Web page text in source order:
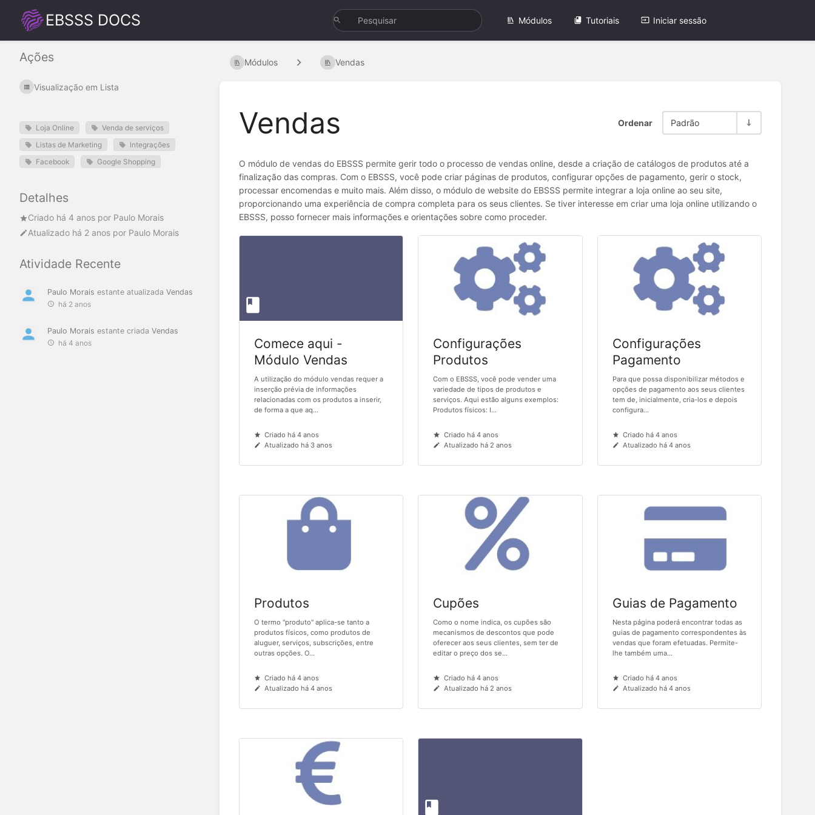
EBSSS DOCS Módulos Tutoriais Iniciar sessão
Ações
Visualização em Lista
Loja Online
Venda de serviços
Listas de Marketing
Integrações
Facebook
Google Shopping
Detalhes
Criado há 4 anos por Paulo Morais
Atualizado há 2 anos por Paulo Morais
Atividade Recente
Paulo Morais estante atualizada Vendas
há 2 anos
Paulo Morais estante criada Vendas
há 4 anos
Módulos Vendas
Vendas Ordenar Padrão
O módulo de vendas do EBSSS permite gerir todo o processo de vendas online, desde a criação de catálogos de produtos até a
finalização das compras. Com o EBSSS, você pode criar páginas de produtos, configurar opções de pagamento, gerir o stock,
processar encomendas e muito mais. Além disso, o módulo de website do EBSSS permite integrar a loja online ao seu site,
proporcionando uma experiência de compra completa para os seus clientes. Se tiver interesse em criar uma loja online utilizando o
EBSSS, posso fornecer mais informações e orientações sobre como proceder.
Comece aqui -
Módulo Vendas
A utilização do módulo vendas requer a
inserção prévia de informações
relacionadas com os produtos a inserir,
de forma a que aq...
Criado há 4 anos
Atualizado há 3 anos
Configurações
Produtos
Com o EBSSS, você pode vender uma
variedade de tipos de produtos e
serviços. Aqui estão alguns exemplos:
Produtos físicos: I...
Criado há 4 anos
Atualizado há 2 anos
Configurações
Pagamento
Para que possa disponibilizar métodos e
opções de pagamento aos seus clientes
tem de, inicialmente, cria-los e depois
configura...
Criado há 4 anos
Atualizado há 4 anos
Produtos
O termo ''produto'' aplica-se tanto a
produtos físicos, como produtos de
aluguer, serviços, subscrições, entre
outras opções. O...
Criado há 4 anos
Atualizado há 4 anos
Cupões
Como o nome indica, os cupões são
mecanismos de descontos que pode
oferecer aos seus clientes, sem ter de
editar o preço dos se...
Criado há 4 anos
Atualizado há 2 anos
Guias de Pagamento
Nesta página poderá encontrar todas as
guias de pagamento correspondentes às
vendas que foram efetuadas. Permite-
lhe também uma...
Criado há 4 anos
Atualizado há 4 anos